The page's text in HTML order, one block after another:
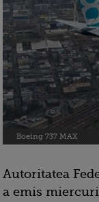
Boeing 737 MAX
Autoritatea
a emis